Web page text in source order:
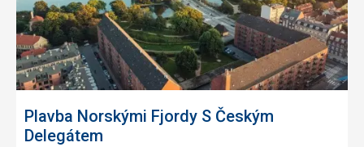
Plavba Norskými Fjordy S Českým
Delegátem